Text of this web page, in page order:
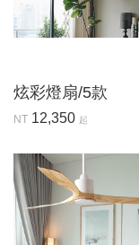
炫彩燈扇/5款
NT 12,350 起